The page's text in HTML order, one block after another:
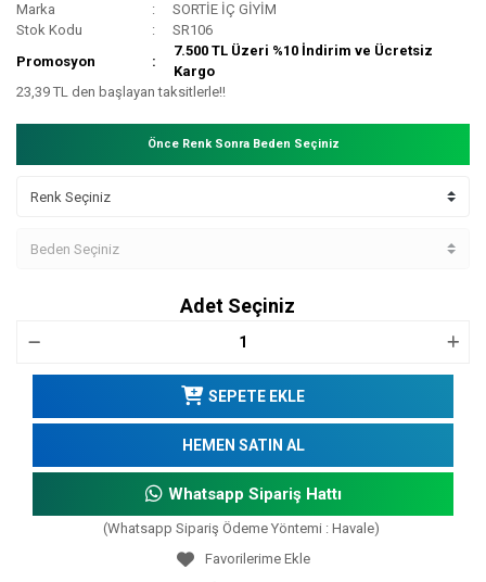
Marka
SORTİE İÇ GİYİM
Stok Kodu
SR106
Promosyon
7.500 TL Üzeri %10 İndirim ve Ücretsiz
Kargo
23,39 TL den başlayan taksitlerle!!
Önce Renk Sonra Beden Seçiniz
Adet Seçiniz
SEPETE EKLE
HEMEN SATIN AL
Whatsapp Sipariş Hattı
(Whatsapp Sipariş Ödeme Yöntemi : Havale)